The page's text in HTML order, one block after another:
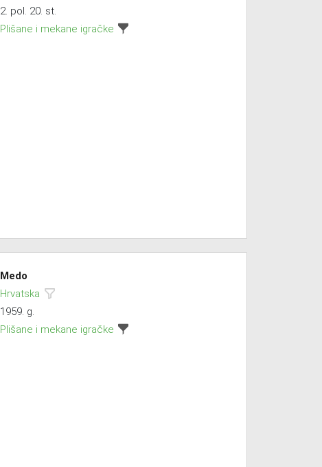
2. pol. 20. st.
Plišane i mekane igračke
Medo
Hrvatska
1959. g.
Plišane i mekane igračke